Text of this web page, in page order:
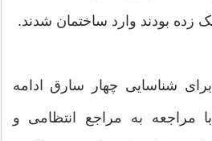
بودند وارد ساختمان شدند.
شناسایی چهار سارق ادامه
مراجعه به مراجع انتظامی و